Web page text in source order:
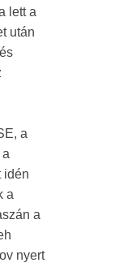
lett a
után
a
a
idén
a
a
nyert